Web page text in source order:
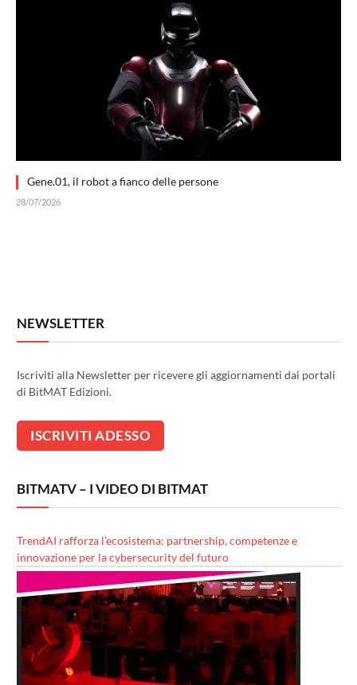
Gene.01, il robot a fianco delle persone
28/07/2026
NEWSLETTER
Iscriviti alla Newsletter per ricevere gli aggiornamenti dai portali
di BitMAT Edizioni.
BITMATV – I VIDEO DI BITMAT
TrendAI rafforza l’ecosistema: partnership, competenze e
innovazione per la cybersecurity del futuro